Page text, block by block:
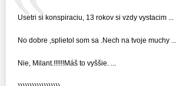
Usetri si konspiraciu, 13 rokov si vzdy vystacim ...
No dobre ,splietol som sa .Nech na tvoje muchy ...
Nie, Milant.!!!!!!Máš to vyššie. ...